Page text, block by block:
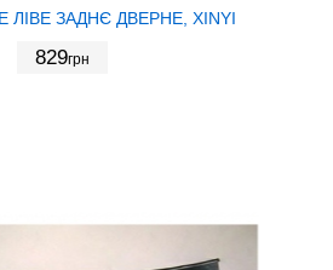
ЗАДНЄ ДВЕРНЕ, XINYI
829грн